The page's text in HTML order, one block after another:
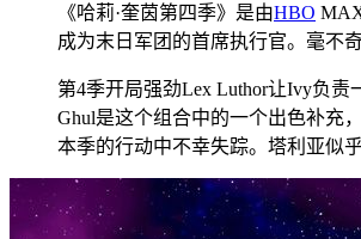
《哈莉·奎茵第四季》是由HBO
成为末日军团的首席执行官。毫不
第4季开局强劲Lex Luthor让Ivy负
Ghul是这个组合中的一个出色补充
本季的行动中不幸失踪。塔利亚似